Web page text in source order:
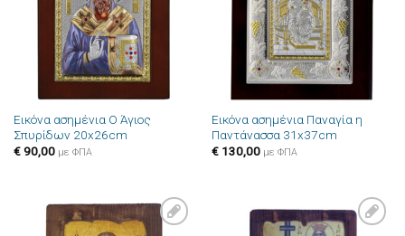
Εικόνα ασημένια Ο Άγιος
Σπυρίδων 20x26cm
€90,00 με ΦΠΑ
Εικόνα ασημένια Παναγία η
Παντάνασσα 31x37cm
€130,00 με ΦΠΑ